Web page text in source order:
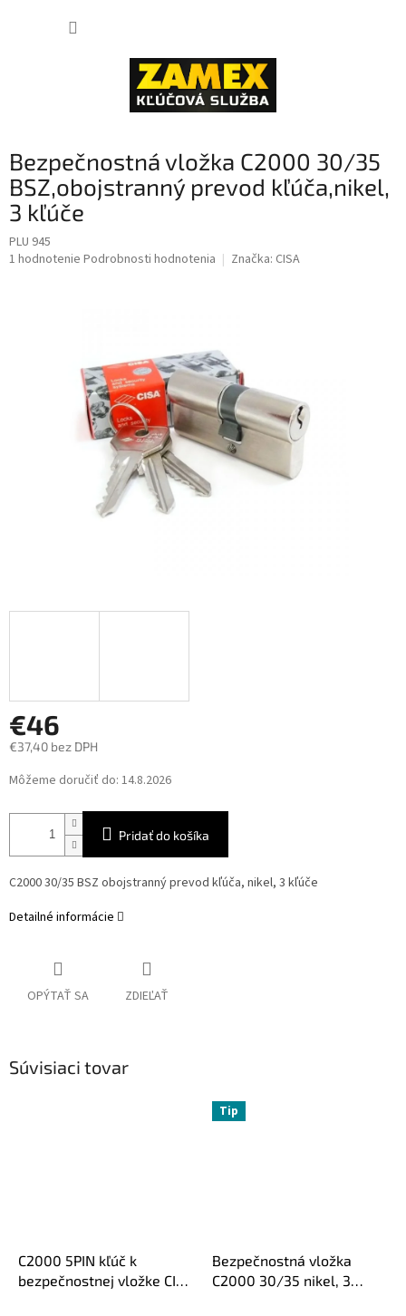
Bezpečnostná vložka C2000 30/35
BSZ,obojstranný prevod kľúča,nikel,
3 kľúče
PLU 945
Priemerné
1 hodnotenie Podrobnosti hodnotenia Značka: CISA
€46
€37,40 bez DPH
Jednotková
cena:
Môžeme doručiť do: 14.8.2026
Pridať do košíka
C2000 30/35 BSZ obojstranný prevod kľúča, nikel, 3 kľúče
Detailné informácie
OPÝTAŤ SA ZDIEĽAŤ
Súvisiaci tovar
C2000 5PIN kľúč k
bezpečnostnej vložke CISA
Tip
Bezpečnostná vložka
C2000 30/35 nikel, 3